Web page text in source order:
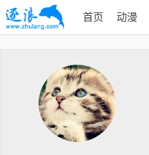
首页 动漫